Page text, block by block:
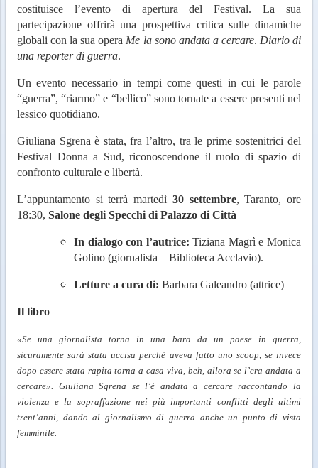
costituisce l’evento di apertura del Festival. La sua
partecipazione offrirà una prospettiva critica sulle dinamiche
globali con la sua opera Me la sono andata a cercare. Diario di
una reporter di guerra.
Un evento necessario in tempi come questi in cui le parole
“guerra”, “riarmo” e “bellico” sono tornate a essere presenti nel
lessico quotidiano.
Giuliana Sgrena è stata, fra l’altro, tra le prime sostenitrici del
Festival Donna a Sud, riconoscendone il ruolo di spazio di
confronto culturale e libertà.
L’appuntamento si terrà martedì 30 settembre, Taranto, ore
18:30, Salone degli Specchi di Palazzo di Città
In dialogo con l’autrice: Tiziana Magrì e Monica
Golino (giornalista – Biblioteca Acclavio).
Letture a cura di: Barbara Galeandro (attrice)
Il libro
«Se una giornalista torna in una bara da un paese in guerra,
sicuramente sarà stata uccisa perché aveva fatto uno scoop, se invece
dopo essere stata rapita torna a casa viva, beh, allora se l’era andata a
cercare». Giuliana Sgrena se l’è andata a cercare raccontando la
violenza e la sopraffazione nei più importanti conflitti degli ultimi
trent’anni, dando al giornalismo di guerra anche un punto di vista
femminile.